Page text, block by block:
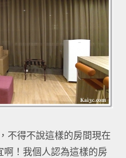
不得不說這樣的房間現在
啊！我個人認為這樣的房